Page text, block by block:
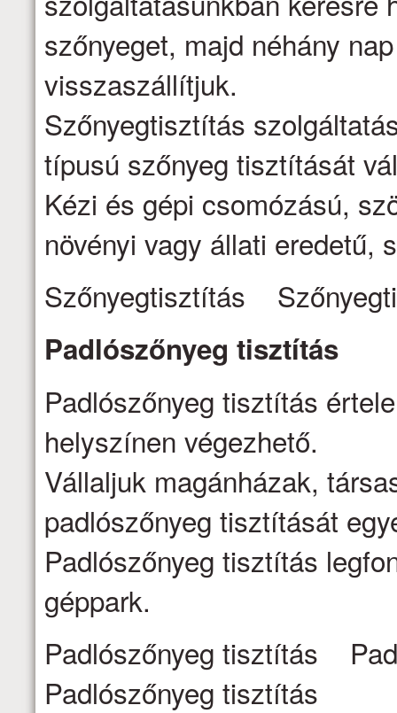
szőnyeget, majd néhány
visszaszállítjuk.
Szőnyegtisztítás
típusú szőnyeg tisztítását
Kézi és gépi csomózású,
növényi vagy állati eredetű,
Szőnyegtisztítás
Padlószőnyeg tisztítás
Padlószőnyeg tisztítás
helyszínen végezhető.
Vállaljuk magánházak,
padlószőnyeg tisztítását
Padlószőnyeg tisztítás
géppark.
Padlószőnyeg tisztítás
Padlószőnyeg tisztítás